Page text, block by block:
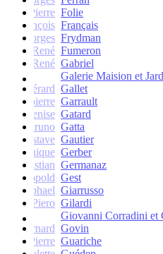
Pierre Folie
François Français
Georges Frydman
René Fumeron
René Gabriel
Galerie Maision et
Gérard Gallet
Jean-pierre Garrault
Denise Gatard
Bruno Gatta
Gustave Gautier
Monique Gerber
Christian Germanaz
Léopold Gest
Raphael Giarrusso
Piero Gilardi
Giovanni Corradini et
Bernard Govin
Pierre Guariche